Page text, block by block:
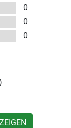
0
0
0